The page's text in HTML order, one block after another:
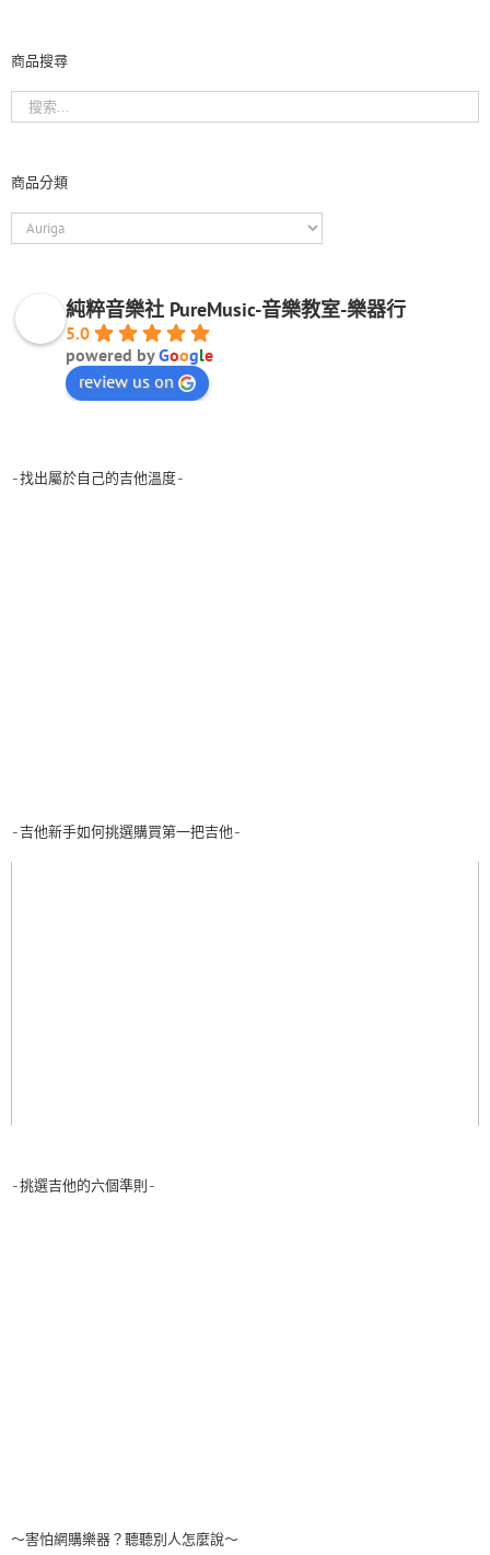
商品搜尋
商品分類
純粹音樂社 PureMusic-音樂教室-樂器行
5.0
powered byGoogle
review us on
-找出屬於自己的吉他溫度-
-吉他新手如何挑選購買第一把吉他-
-挑選吉他的六個準則-
～害怕網購樂器？聽聽別人怎麼說～